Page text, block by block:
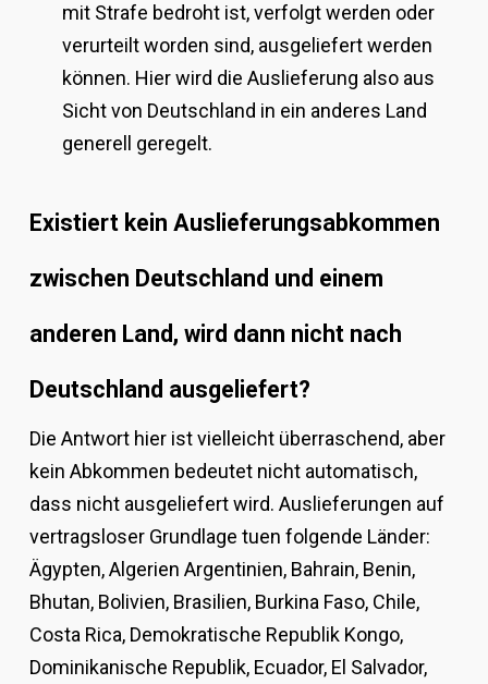
mit Strafe bedroht ist, verfolgt werden oder
verurteilt worden sind, ausgeliefert werden
können. Hier wird die Auslieferung also aus
Sicht von Deutschland in ein anderes Land
generell geregelt.
Existiert kein Auslieferungsabkommen
zwischen Deutschland und einem
anderen Land, wird dann nicht nach
Deutschland ausgeliefert?
Die Antwort hier ist vielleicht überraschend, aber
kein Abkommen bedeutet nicht automatisch,
dass nicht ausgeliefert wird. Auslieferungen auf
vertragsloser Grundlage tuen folgende Länder:
Ägypten, Algerien Argentinien, Bahrain, Benin,
Bhutan, Bolivien, Brasilien, Burkina Faso, Chile,
Costa Rica, Demokratische Republik Kongo,
Dominikanische Republik, Ecuador, El Salvador,